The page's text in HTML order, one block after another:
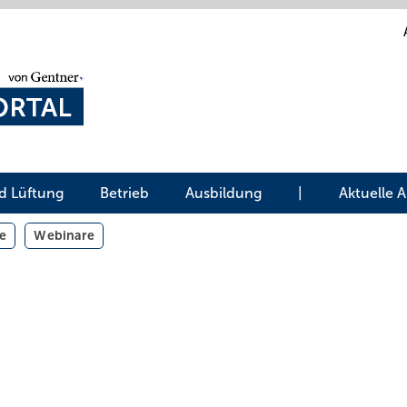
Lüftung Betrieb Ausbildung Aktuelle
Webinare